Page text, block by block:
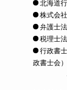
北海道
株式会
弁護士
税理士
行政書
政書士会